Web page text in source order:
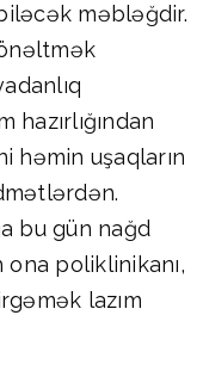
məbləğdir.
hazırlığından
həmin uşaqların
bu gün nağd
poliklinikanı,
lazım